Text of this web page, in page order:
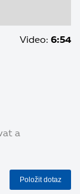
Video: 6:54
a
Položit dotaz